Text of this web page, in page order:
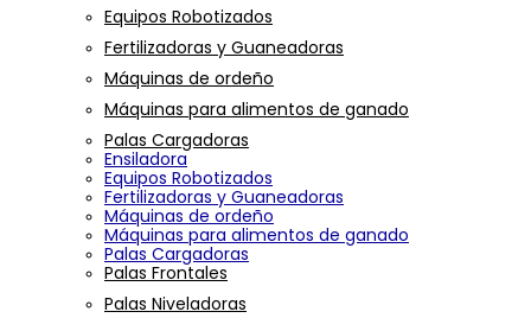
Equipos Robotizados
Fertilizadoras y Guaneadoras
Máquinas de ordeño
Máquinas para alimentos de ganado
Palas Cargadoras
Ensiladora
Equipos Robotizados
Fertilizadoras y Guaneadoras
Máquinas de ordeño
Máquinas para alimentos de ganado
Palas Cargadoras
Palas Frontales
Palas Niveladoras